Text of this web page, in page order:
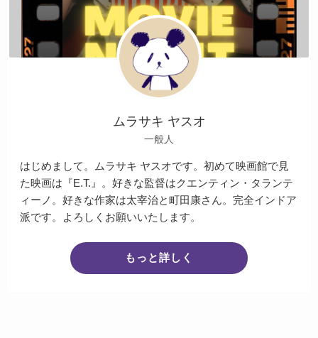
ムラサキ ヤスオ
一般人
はじめまして。ムラサキ ヤスオです。初めて映画館で見
た映画は『E.T.』。好きな監督はクエンティン・タランテ
ィーノ。好きな作家は太宰治と町田康さん。完全インドア
派です。よろしくお願いいたします。
もっと詳しく